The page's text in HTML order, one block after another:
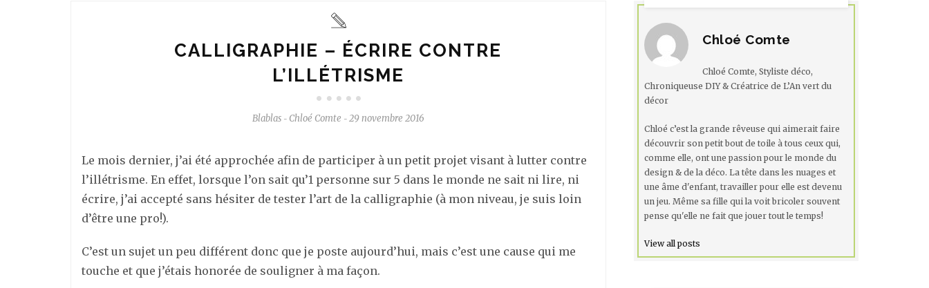
CALLIGRAPHIE – ÉCRIRE CONTRE
L’ILLÉTRISME
Blablas - Chloé Comte - 29 novembre 2016
Le mois dernier, j’ai été approchée afin de participer à un petit projet visant à lutter contre
l’illétrisme. En effet, lorsque l’on sait qu’1 personne sur 5 dans le monde ne sait ni lire, ni
écrire, j’ai accepté sans hésiter de tester l’art de la calligraphie (à mon niveau, je suis loin
d’être une pro!).
C’est un sujet un peu différent donc que je poste aujourd’hui, mais c’est une cause qui me
touche et que j’étais honorée de souligner à ma façon.
Chloé Comte
Chloé Comte, Styliste déco,
Chroniqueuse DIY & Créatrice de L’An vert du
décor
Chloé c’est la grande rêveuse qui aimerait faire
découvrir son petit bout de toile à tous ceux qui,
comme elle, ont une passion pour le monde du
design & de la déco. La tête dans les nuages et
une âme d'enfant, travailler pour elle est devenu
un jeu. Même sa fille qui la voit bricoler souvent
pense qu'elle ne fait que jouer tout le temps!
View all posts